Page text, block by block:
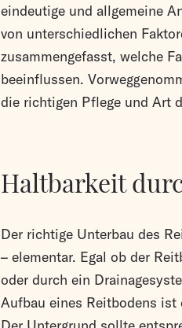
eindeutige und allgemeine
von unterschiedlichen
zusammengefasst, welche
beeinflussen.
die richtigen Pflege und Art
Haltbarkeit
Der richtige Unterbau des
– elementar. Egal ob der
oder durch ein
Aufbau eines Reitbodens ist